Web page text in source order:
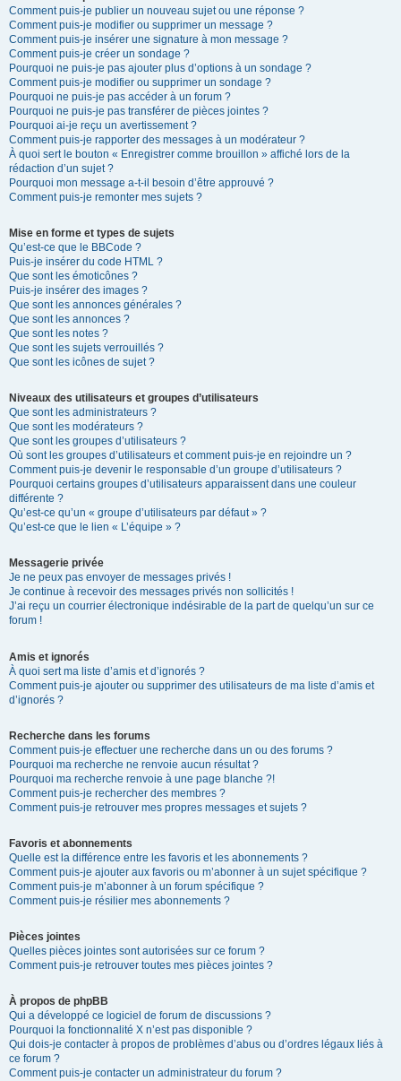
Comment puis-je publier un nouveau sujet ou une réponse ?
Comment puis-je modifier ou supprimer un message ?
Comment puis-je insérer une signature à mon message ?
Comment puis-je créer un sondage ?
Pourquoi ne puis-je pas ajouter plus d’options à un sondage ?
Comment puis-je modifier ou supprimer un sondage ?
Pourquoi ne puis-je pas accéder à un forum ?
Pourquoi ne puis-je pas transférer de pièces jointes ?
Pourquoi ai-je reçu un avertissement ?
Comment puis-je rapporter des messages à un modérateur ?
À quoi sert le bouton « Enregistrer comme brouillon » affiché lors de la
rédaction d’un sujet ?
Pourquoi mon message a-t-il besoin d’être approuvé ?
Comment puis-je remonter mes sujets ?
Mise en forme et types de sujets
Qu’est-ce que le BBCode ?
Puis-je insérer du code HTML ?
Que sont les émoticônes ?
Puis-je insérer des images ?
Que sont les annonces générales ?
Que sont les annonces ?
Que sont les notes ?
Que sont les sujets verrouillés ?
Que sont les icônes de sujet ?
Niveaux des utilisateurs et groupes d’utilisateurs
Que sont les administrateurs ?
Que sont les modérateurs ?
Que sont les groupes d’utilisateurs ?
Où sont les groupes d’utilisateurs et comment puis-je en rejoindre un ?
Comment puis-je devenir le responsable d’un groupe d’utilisateurs ?
Pourquoi certains groupes d’utilisateurs apparaissent dans une couleur
différente ?
Qu’est-ce qu’un « groupe d’utilisateurs par défaut » ?
Qu’est-ce que le lien « L’équipe » ?
Messagerie privée
Je ne peux pas envoyer de messages privés !
Je continue à recevoir des messages privés non sollicités !
J’ai reçu un courrier électronique indésirable de la part de quelqu’un sur ce
forum !
Amis et ignorés
À quoi sert ma liste d’amis et d’ignorés ?
Comment puis-je ajouter ou supprimer des utilisateurs de ma liste d’amis et
d’ignorés ?
Recherche dans les forums
Comment puis-je effectuer une recherche dans un ou des forums ?
Pourquoi ma recherche ne renvoie aucun résultat ?
Pourquoi ma recherche renvoie à une page blanche ?!
Comment puis-je rechercher des membres ?
Comment puis-je retrouver mes propres messages et sujets ?
Favoris et abonnements
Quelle est la différence entre les favoris et les abonnements ?
Comment puis-je ajouter aux favoris ou m’abonner à un sujet spécifique ?
Comment puis-je m’abonner à un forum spécifique ?
Comment puis-je résilier mes abonnements ?
Pièces jointes
Quelles pièces jointes sont autorisées sur ce forum ?
Comment puis-je retrouver toutes mes pièces jointes ?
À propos de phpBB
Qui a développé ce logiciel de forum de discussions ?
Pourquoi la fonctionnalité X n’est pas disponible ?
Qui dois-je contacter à propos de problèmes d’abus ou d’ordres légaux liés à
ce forum ?
Comment puis-je contacter un administrateur du forum ?